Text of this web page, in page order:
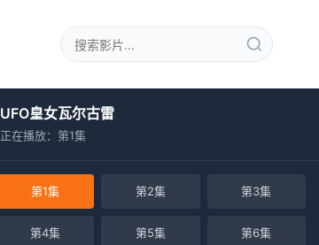
UFO皇女瓦尔古雷
正在播放：第1集
第1集 第2集 第3集
第4集 第5集 第6集